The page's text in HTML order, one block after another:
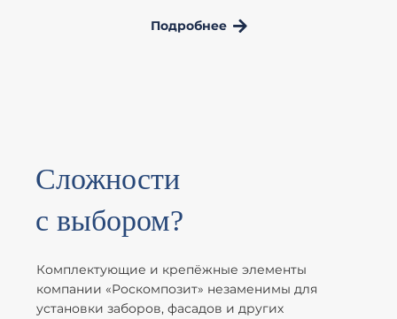
Подробнее
Сложности
с выбором?
Комплектующие и крепёжные элементы
компании «Роскомпозит» незаменимы для
установки заборов, фасадов и других